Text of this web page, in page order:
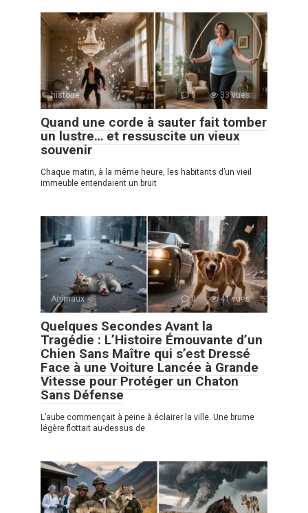
histoire 0 33 vues
Quand une corde à sauter fait tomber
un lustre… et ressuscite un vieux
souvenir
Chaque matin, à la même heure, les habitants d’un vieil
immeuble entendaient un bruit
Animaux 0 41 vues
Quelques Secondes Avant la
Tragédie : L’Histoire Émouvante d’un
Chien Sans Maître qui s’est Dressé
Face à une Voiture Lancée à Grande
Vitesse pour Protéger un Chaton
Sans Défense
L’aube commençait à peine à éclairer la ville. Une brume
légère flottait au-dessus de